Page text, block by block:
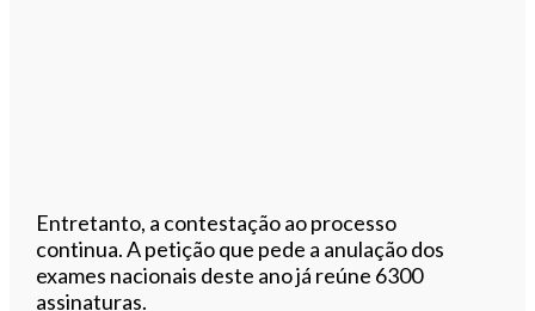
Entretanto, a contestação ao processo
continua. A petição que pede a anulação dos
exames nacionais deste ano já reúne 6300
assinaturas.